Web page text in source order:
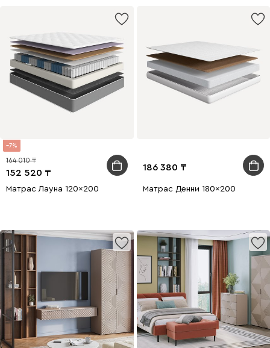
7
152 520
164 010
Матрас Лауна 120x200
186 380
Матрас Денни 180x200